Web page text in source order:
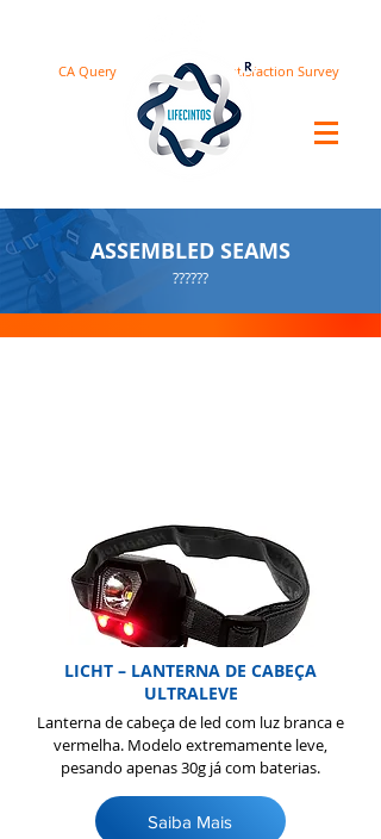
Satisfaction Survey
CA Query
ASSEMBLED SEAMS
??????
LICHT – LANTERNA DE CABEÇA
ULTRALEVE
Lanterna de cabeça de led com luz branca e
vermelha. Modelo extremamente leve,
pesando apenas 30g já com baterias.
Saiba Mais